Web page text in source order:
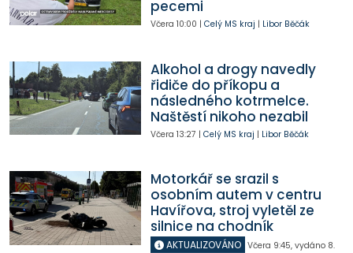
pecemi
Včera 10:00 | Celý MS kraj | Libor Běčák
Alkohol a drogy navedly
řidiče do příkopu a
následného kotrmelce.
Naštěstí nikoho nezabil
Včera 13:27 | Celý MS kraj | Libor Běčák
Motorkář se srazil s
osobním autem v centru
Havířova, stroj vyletěl ze
silnice na chodník
AKTUALIZOVÁNO Včera 9:45, vydáno 8.